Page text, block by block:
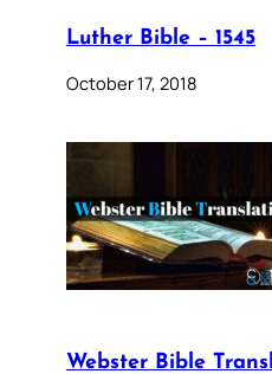
Luther Bible – 1545
October 17, 2018
Webster Bible